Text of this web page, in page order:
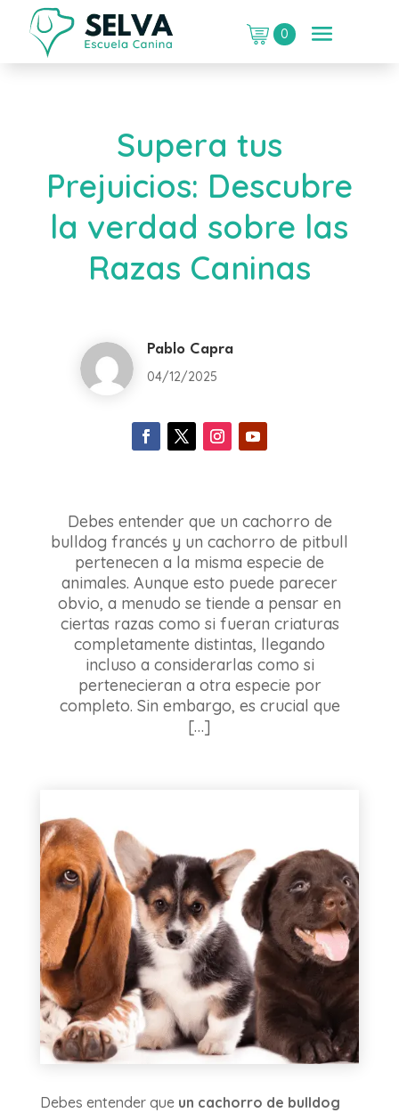
0
Supera tus
Prejuicios: Descubre
la verdad sobre las
Razas Caninas
Pablo Capra
04/12/2025
Debes entender que un cachorro de
bulldog francés y un cachorro de pitbull
pertenecen a la misma especie de
animales. Aunque esto puede parecer
obvio, a menudo se tiende a pensar en
ciertas razas como si fueran criaturas
completamente distintas, llegando
incluso a considerarlas como si
pertenecieran a otra especie por
completo. Sin embargo, es crucial que
[…]
Debes entender que un cachorro de bulldog